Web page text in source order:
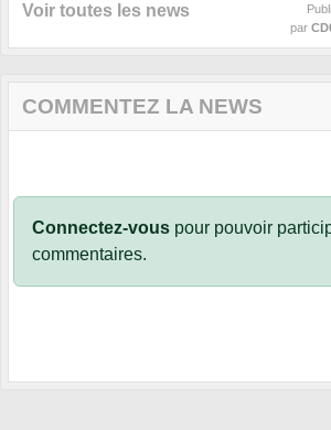
Voir toutes les news
par
COMMENTEZ LA NEWS
Connectez-vous pour pouvoir
commentaires.